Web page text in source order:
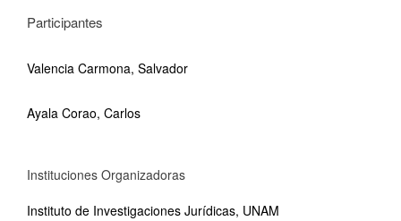
Participantes
Valencia Carmona, Salvador
Ayala Corao, Carlos
Instituciones Organizadoras
Instituto de Investigaciones Jurídicas, UNAM